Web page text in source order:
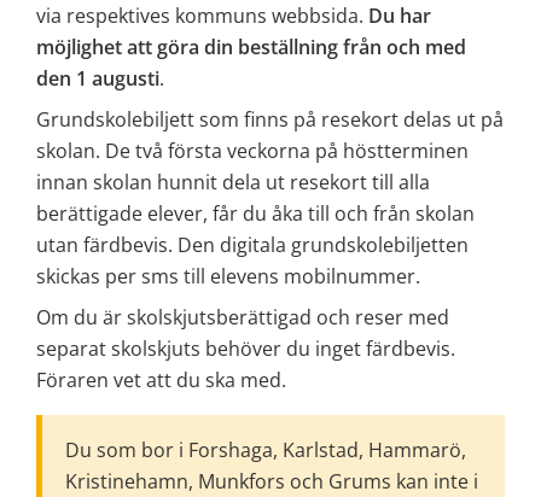
via respektives kommuns webbsida. Du har
möjlighet att göra din beställning från och med
den 1 augusti.
Grundskolebiljett som finns på resekort delas ut på
skolan. De två första veckorna på höstterminen
innan skolan hunnit dela ut resekort till alla
berättigade elever, får du åka till och från skolan
utan färdbevis. Den digitala grundskolebiljetten
skickas per sms till elevens mobilnummer.
Om du är skolskjutsberättigad och reser med
separat skolskjuts behöver du inget färdbevis.
Föraren vet att du ska med.
Du som bor i Forshaga, Karlstad, Hammarö,
Kristinehamn, Munkfors och Grums kan inte i